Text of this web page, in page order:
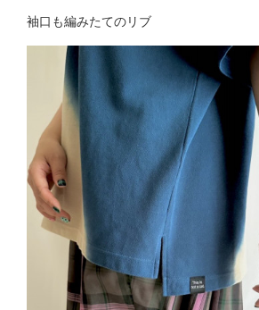
袖口も編みたてのリブ